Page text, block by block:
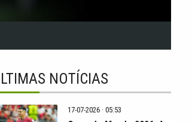
NOTÍCIAS
17-07-2026 · 05:53